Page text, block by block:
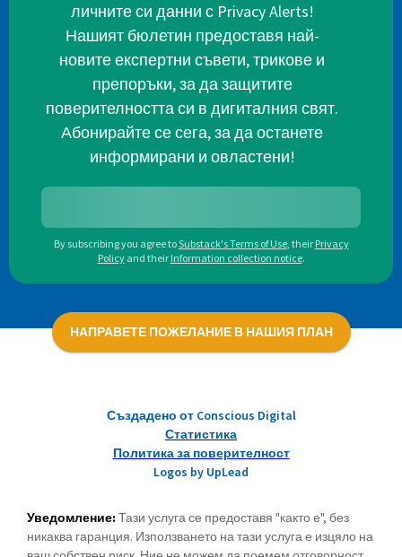
личните си данни с Privacy Alerts!
Нашият бюлетин предоставя най-
новите експертни съвети, трикове и
препоръки, за да защитите
поверителността си в дигиталния свят.
Абонирайте се сега, за да останете
информирани и овластени!
By subscribing you agree toSubstack's Terms of Use, their Privacy
Policy and their Information collection notice.
НАПРАВЕТЕ ПОЖЕЛАНИЕ В НАШИЯ ПЛАН
Създадено от Conscious Digital
Статистика
Политика за поверителност
Logos by UpLead
Уведомление: Тази услуга се предоставя "както е", без
никаква гаранция. Използването на тази услуга е изцяло на